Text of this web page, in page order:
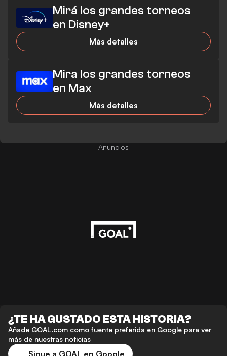
Mirá los grandes torneos
en Disney+
Más detalles
Mira los grandes torneos
en Max
Más detalles
Anuncios
¿TE HA GUSTADO ESTA HISTORIA?
Añade GOAL.com como fuente preferida en Google para ver
más de nuestras noticias